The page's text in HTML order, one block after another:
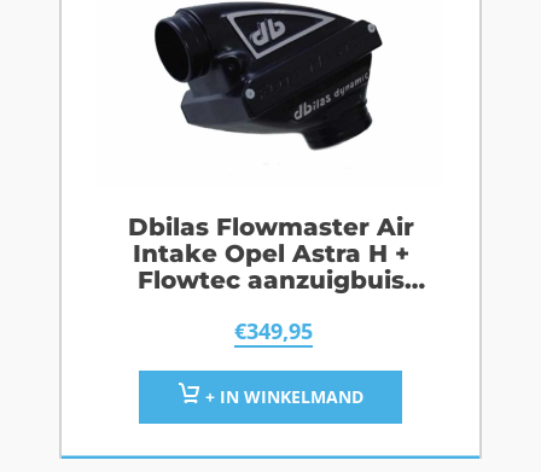
Dbilas Flowmaster Air
Intake Opel Astra H +
Flowtec aanzuigbuis
€349,95
+ IN WINKELMAND